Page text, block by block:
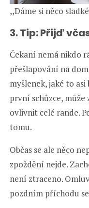
,,Dáme si něco
3. Tip: Přijď
Čekaní nemá nikdo
přešlapování na
myšlenek, jaké to
první schůzce, může
ovlivnit celé rande.
tomu.
Občas se ale něco
zpoždění nejde.
není ztraceno.
pozdním příchodu